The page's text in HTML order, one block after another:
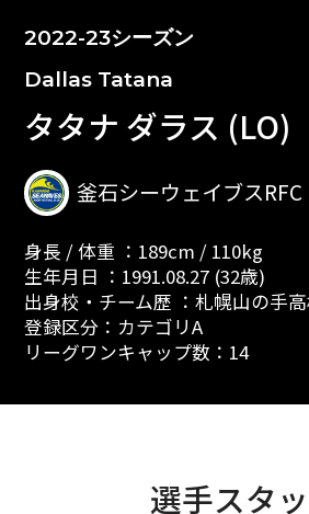
2022-23シーズン
Dallas Tatana
タタナ ダラス (LO)
釜石シーウェイブスRFC
身長 / 体重 ：189cm / 110kg
生年月日 ：1991.08.27 (32歳)
出身校・チーム歴 ：札幌山の手
登録区分：カテゴリA
リーグワンキャップ数：14
選手スタ